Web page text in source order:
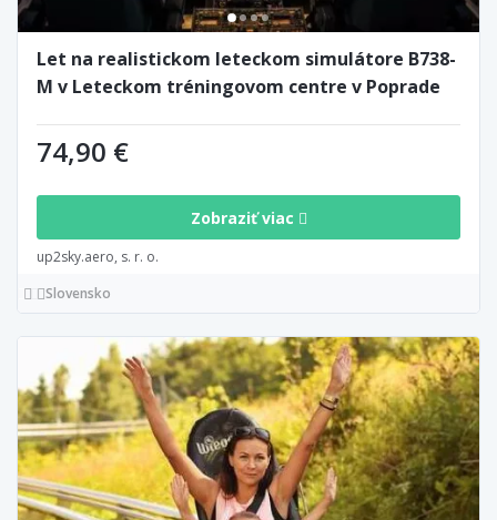
Let na realistickom leteckom simulátore B738-
M v Leteckom tréningovom centre v Poprade
74,90 €
Zobraziť viac
up2sky.aero, s. r. o.
Slovensko